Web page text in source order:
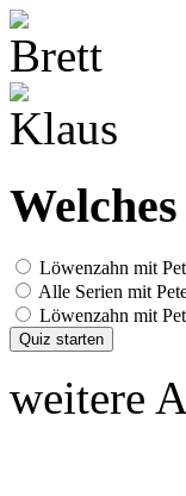
Löwenzahn mit
Alle Serien mit
Löwenzahn mit
Quiz starten
weitere